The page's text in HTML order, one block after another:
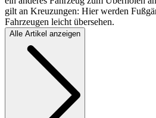
gilt an Kreuzungen: Hier werden
Fahrzeugen leicht übersehen.
Alle Artikel anzeigen